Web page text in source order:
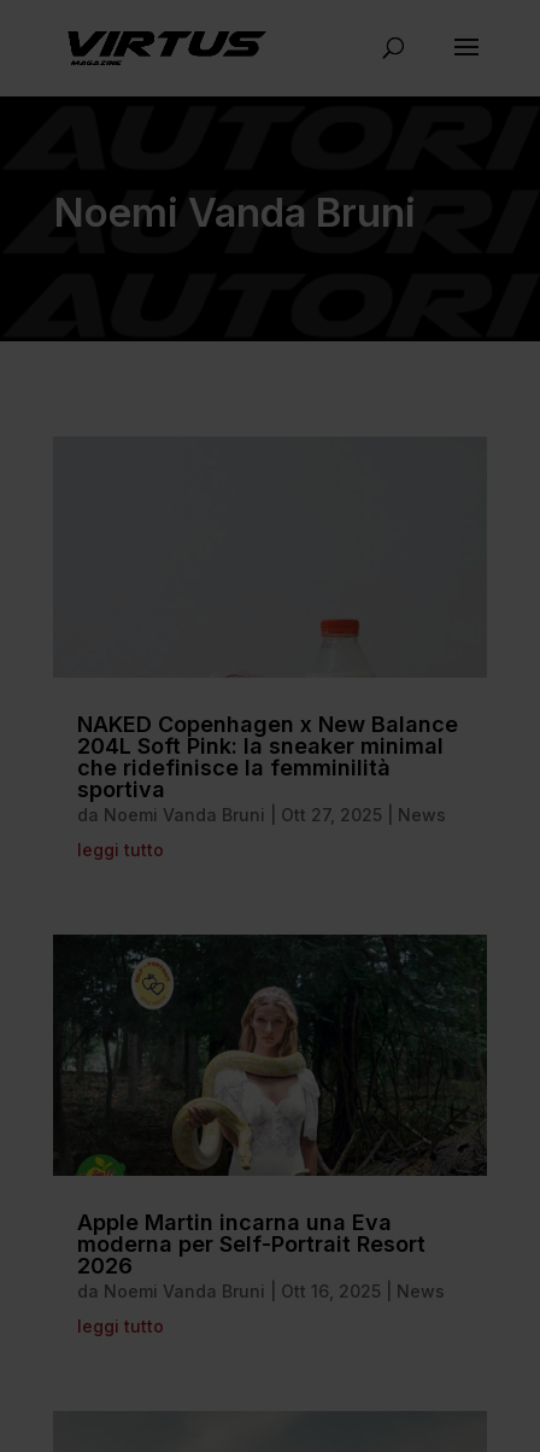
Noemi Vanda Bruni
NAKED Copenhagen x New Balance
204L Soft Pink: la sneaker minimal
che ridefinisce la femminilità
sportiva
da Noemi Vanda Bruni Ott 27, 2025
News
leggi tutto
Apple Martin incarna una Eva
moderna per Self-Portrait Resort
2026
da Noemi Vanda Bruni Ott 16, 2025
News
leggi tutto